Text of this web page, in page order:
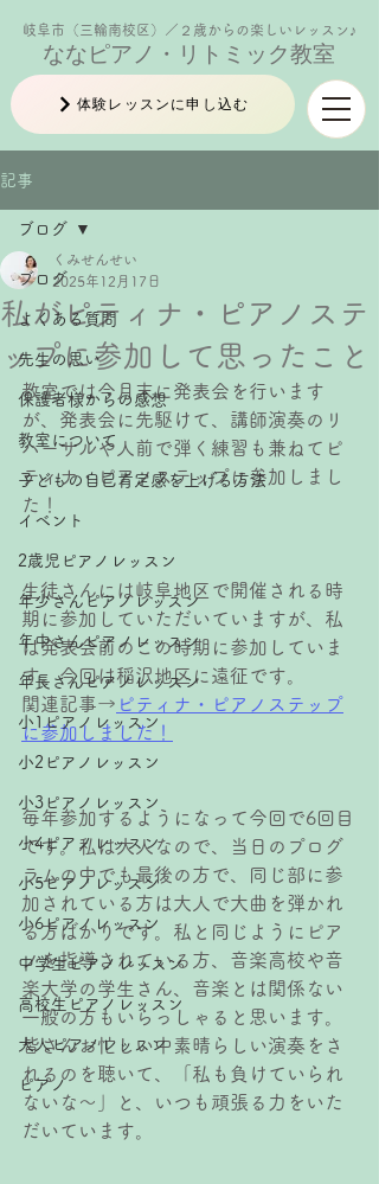
ななピアノ・リトミック教室
岐阜市（三輪南校区）／２歳からの楽しいレッスン♪
体験レッスンに申し込む
記事
ブログ
よくある質問
先生の思い
保護者様からの感想
教室について
子どもの自己肯定感を上げる方法
イベント
2歳児ピアノレッスン
年少さんピアノレッスン
年中さんピアノレッスン
年長さんピアノレッスン
小1ピアノレッスン
小2ピアノレッスン
小3ピアノレッスン
小4ピアノレッスン
小5ピアノレッスン
小6ピアノレッスン
中学生ピアノレッスン
高校生ピアノレッスン
大人ピアノレッスン
ピアノ
ブログ
私がピティナ・ピアノステ
ップに参加して思ったこと
くみせんせい
2025年12月17日
教室では今月末に発表会を行います
が、発表会に先駆けて、講師演奏のリ
ハーサルや人前で弾く練習も兼ねてピ
ティナ・ピアノステップに参加しまし
た！
生徒さんには岐阜地区で開催される時
期に参加していただいていますが、私
は発表会前のこの時期に参加していま
す。今回は稲沢地区に遠征です。
関連記事→ ピティナ・ピアノステップ
に参加しました！
毎年参加するようになって今回で6回目
です。私は大人なので、当日のプログ
ラムの中でも最後の方で、同じ部に参
加されている方は大人で大曲を弾かれ
る方ばかりです。私と同じようにピア
ノを指導されている方、音楽高校や音
楽大学の学生さん、音楽とは関係ない
一般の方もいらっしゃると思います。
皆さんお忙しい中素晴らしい演奏をさ
れるのを聴いて、「私も負けていられ
ないな〜」と、いつも頑張る力をいた
だいています。